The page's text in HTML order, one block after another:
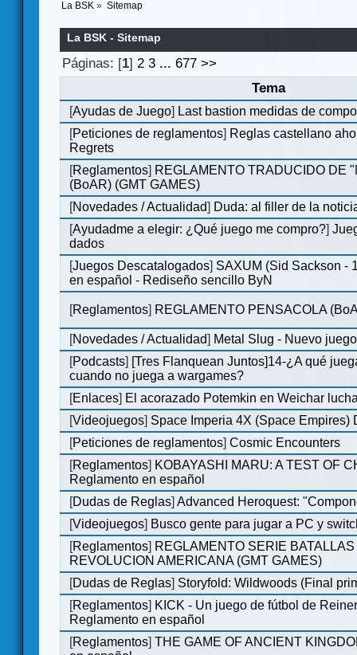
La BSK » Sitemap
La BSK - Sitemap
Páginas: [1]2 3 ...677 >>
Tema
[Ayudas de Juego] Last bastion medidas de
[Peticiones de reglamentos] Reglas castellano
Regrets
[Reglamentos] REGLAMENTO TRADUCIDO DE
(BoAR) (GMT GAMES)
[Novedades / Actualidad] Duda: al filler de la
[Ayudadme a elegir: ¿Qué juego me compro?]
dados
[Juegos Descatalogados] SAXUM (Sid Sackson -
en español - Rediseño sencillo ByN
[Reglamentos] REGLAMENTO PENSACOLA
[Novedades / Actualidad] Metal Slug - Nuevo
[Podcasts] [Tres Flanquean Juntos]14-¿A qué
cuando no juega a wargames?
[Enlaces] El acorazado Potemkin en Weichar
[Videojuegos] Space Imperia 4X (Space Empires)
[Peticiones de reglamentos]Cosmic Encounters
[Reglamentos] KOBAYASHI MARU: A TEST OF
Reglamento en español
[Dudas de Reglas]Advanced Heroquest:
[Videojuegos] Busco gente para jugar a PC y
[Reglamentos] REGLAMENTO SERIE
REVOLUCION AMERICANA (GMT GAMES)
[Dudas de Reglas] Storyfold: Wildwoods (Final
[Reglamentos] KICK - Un juego de fútbol de
Reglamento en español
[Reglamentos]THE GAME OF ANCIENT